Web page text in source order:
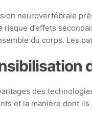
neurovertébrale
d’effets
du corps. Les
des
et la manière dont